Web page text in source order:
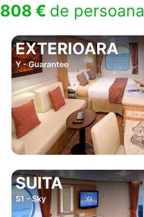
808 € de persoana
EXTERIOARA
Y - Guarantee
SUITA
S1 - Sky